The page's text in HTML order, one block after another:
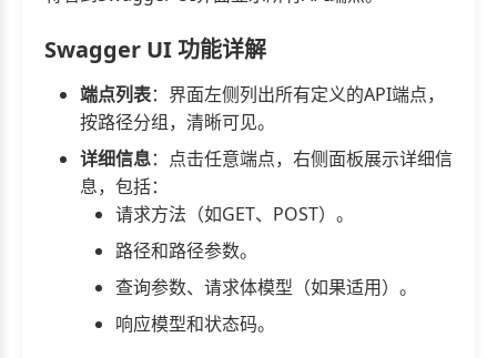
Swagger UI 功能详解
端点列表：界面左侧列出所有定义的API端点，
按路径分组，清晰可见。
详细信息：点击任意端点，右侧面板展示详细信
息，包括：
请求方法（如GET、POST）。
路径和路径参数。
查询参数、请求体模型（如果适用）。
响应模型和状态码。